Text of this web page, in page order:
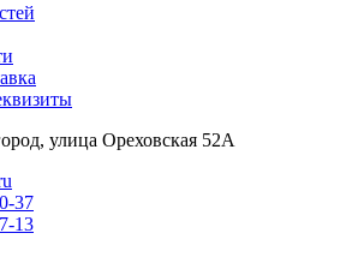
улица Ореховская 52А
37
13